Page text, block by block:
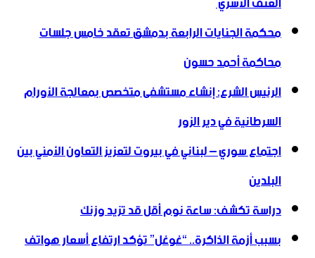
محكمة الجنايات الرابعة بدمشق تعقد خامس جلسات
محاكمة أحمد حسون
الرئيس الشرع: إنشاء ‌‏مستشفى متخصص بمعالجة الأورام
السرطانية في دير الزور
اجتماع سوري – لبناني في بيروت لتعزيز التعاون ‏الأمني ‏بين
البلدين
دراسة تكشف: ساعة نوم أقل قد تزيد وزنك
بسبب أزمة الذاكرة.. “غوغل” تؤكد ارتفاع أسعار هواتف